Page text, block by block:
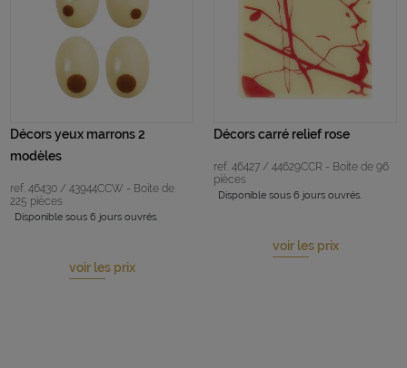
Décors yeux marrons 2
modèles
ref. 46430 / 43944CCW - Boite de
225 pièces
Disponible sous 6 jours ouvrés.
voir les prix
Décors carré relief rose
ref. 46427 / 44629CCR - Boite de 96
pièces
Disponible sous 6 jours ouvrés.
voir les prix